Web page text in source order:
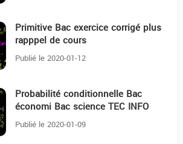
Primitive Bac exercice corrigé plus
rapppel de cours
Publié le 2020-01-12
Probabilité conditionnelle Bac
économi Bac science TEC INFO
exercice corrigé
Publié le 2020-01-09